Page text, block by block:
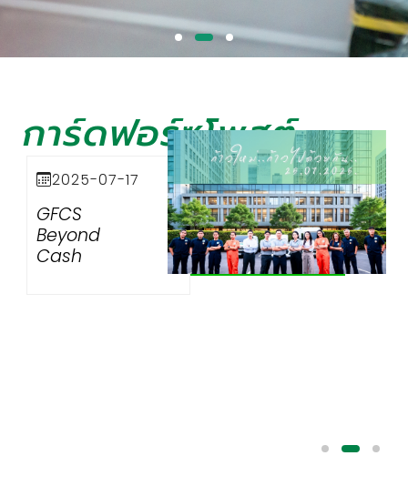
การ์ดฟอร์ซโพสต์
2025-07-17
GFCS
Beyond
Cash
ก้าวใหม่.. ก้าวไปด้วยกัน.. พบกับโฉมใหม่
ของการ์ดฟอร์ซ แคช โซลูชั่นส์ ที่มา
พร้อมนวัตกรรมที่คัดสรรมาเพื่อตอบ
สนองธุรกิจของคุณโดยเฉพาะ
อ่านเพิ่มเติม